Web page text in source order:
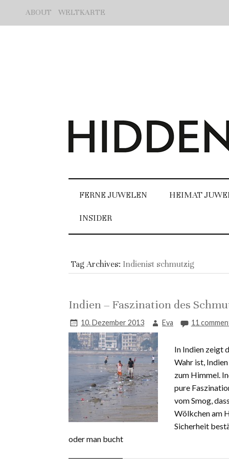
ABOUT WELTKARTE
FERNE JUWELEN HEIMAT
INSIDER
Tag Archives: Indienist schmutzig
Indien – Faszination des
10. Dezember 2013 Eva 11
In Indien zeigt
Wahr ist,
zum Himmel.
pure
vom Smog,
Wölkchen am
Sicherheit
oder man bucht